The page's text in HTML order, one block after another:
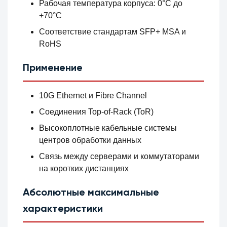
Рабочая температура корпуса: 0°C до
+70°C
Соответствие стандартам SFP+ MSA и
RoHS
Применение
10G Ethernet и Fibre Channel
Соединения Top-of-Rack (ToR)
Высокоплотные кабельные системы
центров обработки данных
Связь между серверами и коммутаторами
на коротких дистанциях
Абсолютные максимальные
характеристики